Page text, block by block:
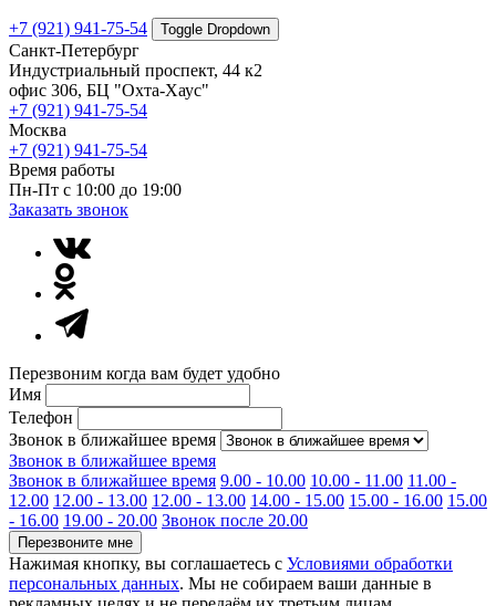
+7 (921) 941-75-54 Toggle Dropdown
Санкт-Петербург
Индустриальный проспект, 44 к2
офис 306, БЦ "Охта-Хаус"
+7 (921) 941-75-54
Москва
+7 (921) 941-75-54
Время работы
Пн-Пт с 10:00 до 19:00
Заказать звонок
Перезвоним когда вам будет удобно
Имя
Телефон
Звонок в ближайшее время
Звонок в ближайшее время
Звонок в ближайшее время 9.00 - 10.00 10.00 - 11.00 11.00 -
12.00 12.00 - 13.00 12.00 - 13.00 14.00 - 15.00 15.00 - 16.00 15.00
- 16.00 19.00 - 20.00 Звонок после 20.00
Перезвоните мне
Нажимая кнопку, вы соглашаетесь с Условиями обработки
персональных данных. Мы не собираем ваши данные в